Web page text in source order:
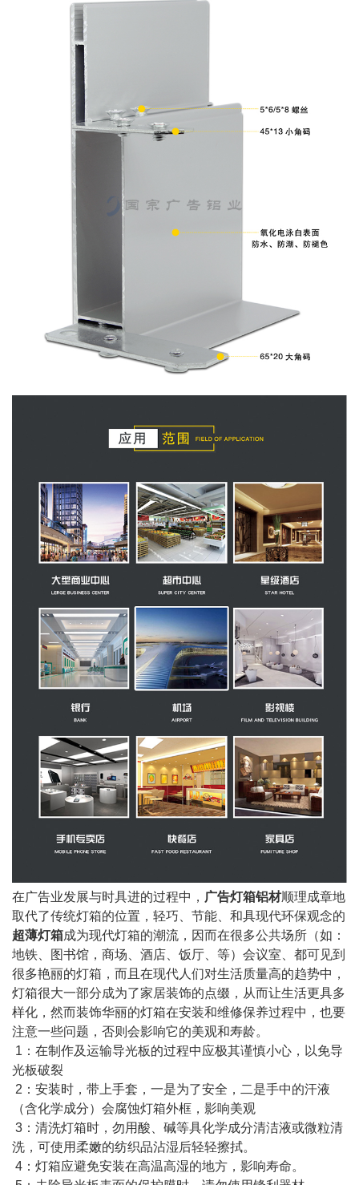
在广告业发展与时具进的过程中， 广告灯箱铝材顺理成章地
取代了传统灯箱的位置，轻巧、节能、和具现代环保观念的
超薄灯箱成为现代灯箱的潮流，因而在很多公共场所（如：
地铁、图书馆，商场、酒店、饭厅、等）会议室、都可见到
很多艳丽的灯箱，而且在现代人们对生活质量高的趋势中，
灯箱很大一部分成为了家居装饰的点缀，从而让生活更具多
样化，然而装饰华丽的灯箱在安装和维修保养过程中，也要
注意一些问题，否则会影响它的美观和寿龄。
1：在制作及运输导光板的过程中应极其谨慎小心，以免导
光板破裂
2：安装时，带上手套，一是为了安全，二是手中的汗液
（含化学成分）会腐蚀灯箱外框，影响美观
3：清洗灯箱时，勿用酸、碱等具化学成分清洁液或微粒清
洗，可使用柔嫩的纺织品沾湿后轻轻擦拭。
4：灯箱应避免安装在高温高湿的地方，影响寿命。